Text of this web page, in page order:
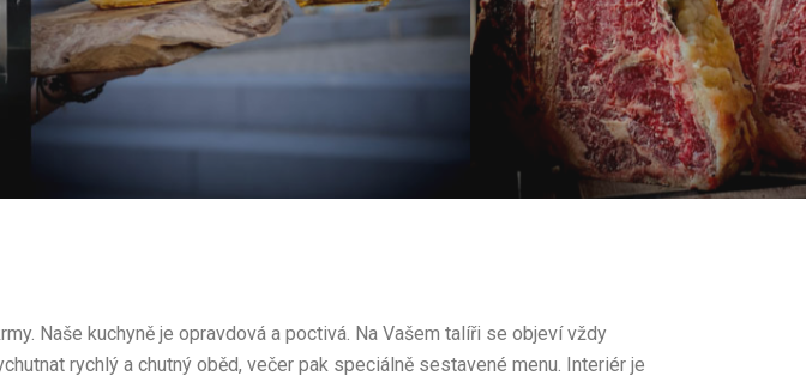
Naše kuchyně je opravdová a poctivá. Na Vašem talíři se objeví vždy
rychlý a chutný oběd, večer pak speciálně sestavené menu. Interiér je